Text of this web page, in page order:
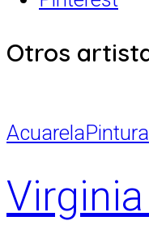
Otros
AcuarelaPintura